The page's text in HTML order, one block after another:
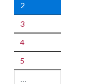
2
3
4
5
…